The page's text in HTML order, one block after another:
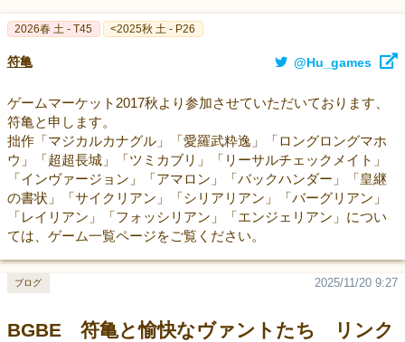
2026春 土 - T45 <2025秋 土 - P26
符亀 @Hu_games
ゲームマーケット2017秋より参加させていただいております、
符亀と申します。
拙作「マジカルカナグル」「愛羅武粋逸」「ロングロングマホ
ウ」「超超長城」「ツミカブリ」「リーサルチェックメイト」
「インヴァージョン」「アマロン」「バックハンダー」「皇継
の書状」「サイクリアン」「シリアリアン」「バーグリアン」
「レイリアン」「フォッシリアン」「エンジェリアン」につい
ては、ゲーム一覧ページをご覧ください。
BGBE 符亀と愉快なヴァントたち リンク
2025/11/20 9:27
ブログ